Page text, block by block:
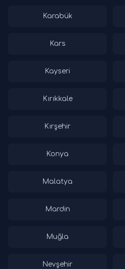
Karabük
Kars
Kayseri
Kırıkkale
Kırşehir
Konya
Malatya
Mardin
Muğla
Nevşehir